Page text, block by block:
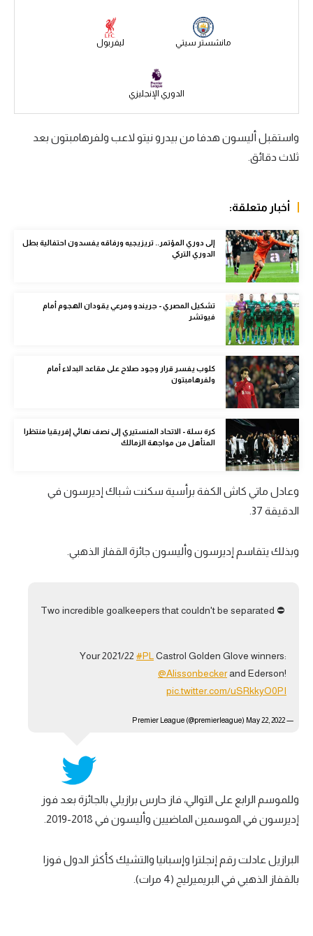
كرة سلة
كرة طائرة
الوطن العربي
في المونديال
آسيا
أمريكا
ركن الألعاب
أقسام خاصة
Gamers
ميركاتو
تحقيق في الجول
تحليل في الجول
كويز في الجول
مانشستر سيتي ليفربول
الدوري الإنجليزي
واستقبل أليسون هدفا من بيدرو نيتو لاعب ولفرهامبتون بعد
ثلاث دقائق.
أخبار متعلقة:
إلى دوري المؤتمر.. تريزيجيه ورفاقه يفسدون احتفالية بطل
الدوري التركي
تشكيل المصري - جريندو ومرعي يقودان الهجوم أمام
فيوتشر
كلوب يفسر قرار وجود صلاح على مقاعد البدلاء أمام
ولفرهامبتون
كرة سلة - الاتحاد المنستيري إلى نصف نهائي إفريقيا منتظرا
المتأهل من مواجهة الزمالك
وعادل ماتي كاش الكفة برأسية سكنت شباك إديرسون في
الدقيقة 37.
وبذلك يتقاسم إديرسون وأليسون جائزة القفاز الذهبي.
Two incredible goalkeepers that couldn't be separated ⛔️
Your 2021/22 #PLCastrol Golden Glove winners:
@Alissonbeckerand Ederson!
pic.twitter.com/uSRkkyO0PI
— Premier League (@premierleague)
May 22, 2022
وللموسم الرابع على التوالي، فاز حارس برازيلي بالجائزة بعد فوز
إديرسون في الموسمين الماضيين وأليسون في 2018-2019.
البرازيل عادلت رقم إنجلترا وإسبانيا والتشيك كأكثر الدول فوزا
بالقفاز الذهبي في البريميرليج (4 مرات).